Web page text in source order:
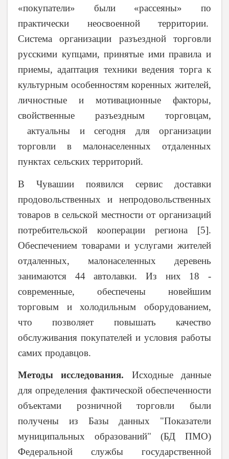
«покупатели» были «рассеяны» по
практически неосвоенной территории.
Система организации разъездной торговли
русскими купцами, принятые ими правила и
приемы, адаптация техники ведения торга к
культурным особенностям коренных жителей,
личностные и мотивационные факторы,
свойственные разъездным торговцам,
актуальны и сегодня для организации
торговли в малонаселенных отдаленных
пунктах сельских территорий.
В Чувашии появился сервис доставки
продовольственных и непродовольственных
товаров в сельской местности от организаций
потребительской кооперации региона [5].
Обеспечением товарами и услугами жителей
отдаленных, малонаселенных деревень
занимаются 44 автолавки. Из них 18 -
современные, обеспечены новейшим
торговым и холодильным оборудованием,
что позволяет повышать качество
обслуживания покупателей и условия работы
самих продавцов.
Методы исследования. Исходные данные
для определения фактической обеспеченности
объектами розничной торговли были
получены из Базы данных "Показатели
муниципальных образований" (БД ПМО)
Федеральной службы государственной